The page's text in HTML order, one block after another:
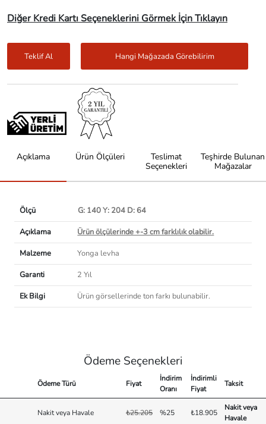
Diğer Kredi Kartı Seçeneklerini Görmek İçin Tıklayın
Teklif Al Hangi Mağazada Görebilirim
Açıklama Ürün Ölçüleri
Teslimat
Seçenekleri
Teşhirde Bulunan
Mağazalar
Ölçü
G: 140 Y: 204 D: 64
Açıklama
Ürün ölçülerinde +-3 cm farklılık olabilir.
Malzeme
Yonga levha
Garanti
2 Yıl
Ek Bilgi
Ürün görsellerinde ton farkı bulunabilir.
Ödeme Seçenekleri
Ödeme Türü Fiyat
İndirim
Oranı
İndirimli
Fiyat
Taksit
Nakit veya Havale ₺25.205 %25 ₺18.905
Nakit veya
Havale